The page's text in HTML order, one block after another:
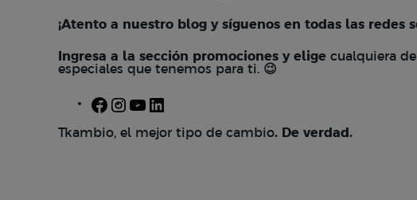
¡Atento a nuestro blog y síguenos en todas las redes
Ingresa a la sección promociones y elige cualquiera
especiales que tenemos para ti. 😉
Facebook
Instagram
YouTube
Tkambio, el mejor tipo de cambio. De verdad.